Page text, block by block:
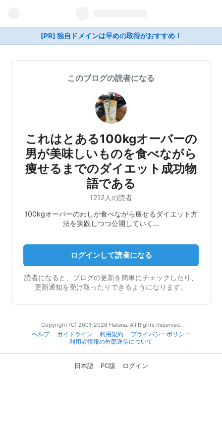
[PR] 独自ドメインは早めの取得がおすすめ！
このブログの読者になる
これはとある100kgオーバーの
男が美味しいものを食べながら
痩せるまでのダイエット成功物
語である
1212人の読者
100kgオーバーのわしが食べながら痩せるダイエット方
法を実践しつつ公開していく…
ログインして読者になる
読者になると、ブログの更新を簡単にチェックしたり、
更新通知を受け取ったりできるようになります。
Copyright (C) 2001-2026 Hatena. All Rights Reserved.
ヘルプ
ガイドライン 利用規約
プライバシーポリシー
利用者情報の外部送信について
日本語 PC版 ログイン